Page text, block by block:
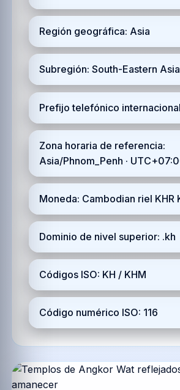
Región geográfica: Asia
Subregión: South-Eastern Asia
Prefijo telefónico
Zona horaria de referencia:
Asia/Phnom_Penh ·
Moneda: Cambodian riel KHR
Dominio de nivel superior: .kh
Códigos ISO: KH / KHM
Código numérico ISO: 116